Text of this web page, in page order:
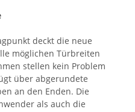
deckt die neue
möglichen Türbreiten
stellen kein Problem
über abgerundete
an den Enden. Die
als auch die